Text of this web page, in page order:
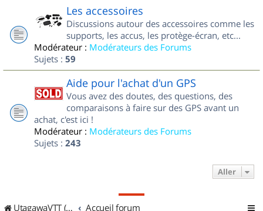
Les accessoires
Discussions autour des accessoires comme les
supports, les accus, les protège-écran, etc...
Modérateur : Modérateurs des Forums
Sujets : 59
Aide pour l'achat d'un GPS
Vous avez des doutes, des questions, des
comparaisons à faire sur des GPS avant un
achat, c'est ici !
Modérateur : Modérateurs des Forums
Sujets : 243
Aller
UtagawaVTT (Randos VTT et VTTAE avec traces GPS) Accueil forum